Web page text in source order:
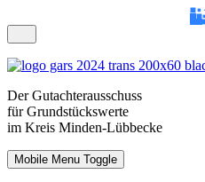
DerGutachterausschuss
für Grundstückswerte
im Kreis Minden-Lübbecke
Mobile Menu Toggle